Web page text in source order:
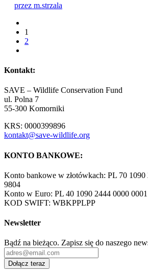
przez m.strzala
1
2
Kontakt:
SAVE – Wildlife Conservation Fund
ul. Polna 7
55-300 Komorniki
KRS: 0000399896
kontakt@save-wildlife.org
KONTO BANKOWE:
Konto bankowe w złotówkach: PL 70 1090
9804
Konto w Euro: PL 40 1090 2444 0000
KOD SWIFT: WBKPPLPP
Newsletter
Bądź na bieżąco. Zapisz się do naszego
Dołącz teraz